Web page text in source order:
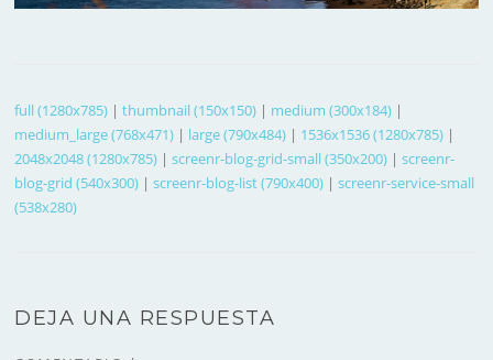
full (1280x785) |thumbnail (150x150) | medium (300x184) |
medium_large (768x471) | large (790x484) | 1536x1536 (1280x785) |
2048x2048 (1280x785) |screenr-blog-grid-small (350x200) |screenr-
blog-grid (540x300) |screenr-blog-list (790x400) |screenr-service-small
(538x280)
DEJA UNA RESPUESTA